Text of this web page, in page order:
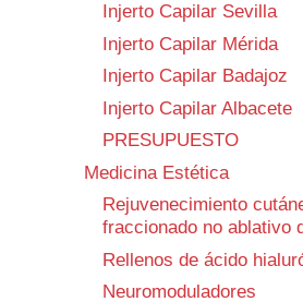
Injerto Capilar Sevilla
Injerto Capilar Mérida
Injerto Capilar Badajoz
Injerto Capilar Albacete
PRESUPUESTO
Medicina Estética
Rejuvenecimiento
fraccionado no ablativo
Rellenos de ácido
Neuromoduladores